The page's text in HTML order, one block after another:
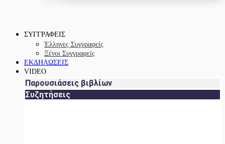
ΣΥΓΓΡΑΦΕΙΣ
Έλληνες Συγγραφείς
Ξένοι Συγγραφείς
ΕΚΔΗΛΩΣΕΙΣ
VIDEO
Παρουσιάσεις βιβλίων
Συζητήσεις